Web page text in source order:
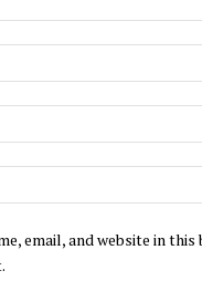
email, and website in